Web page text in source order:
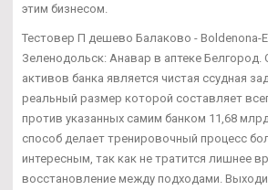
этим бизнесом.
Тестовер П дешево Балаково - Boldenona-
Зеленодольск: Анавар в аптеке Белгород.
активов банка является чистая ссудная
реальный размер которой составляет
против указанных самим банком 11,68
способ делает тренировочный процесс
интересным, так как не тратится лишнее
восстановление между подходами.